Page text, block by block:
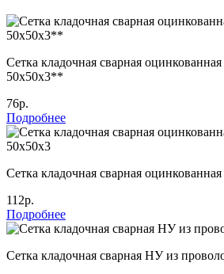
Сетка кладочная сварная
50х50х3**
76р.
Подробнее
Сетка кладочная сварная
112р.
Подробнее
Сетка кладочная сварная НУ из